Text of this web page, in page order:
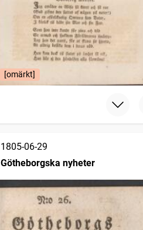
[omärkt]
1805-06-29
Götheborgska nyheter